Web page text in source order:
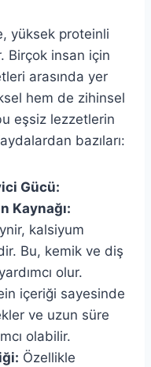
yüksek proteinli
Birçok insan için
arasında yer
hem de zihinsel
eşsiz lezzetlerin
bazıları:
Gücü:
Kaynağı:
kalsiyum
Bu, kemik ve diş
olur.
içeriği sayesinde
ve uzun süre
olabilir.
Özellikle